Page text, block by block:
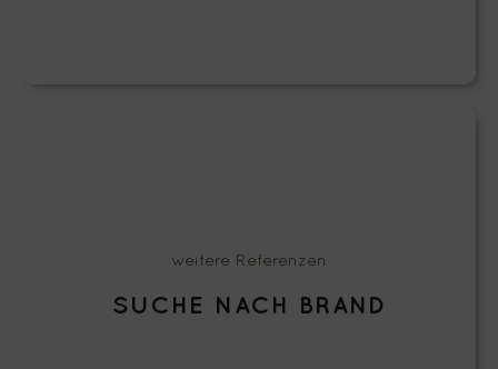
weitere Referenzen
SUCHE NACH BRAND
was wir bereits gemeinsam erfolgreich realisieren
≫